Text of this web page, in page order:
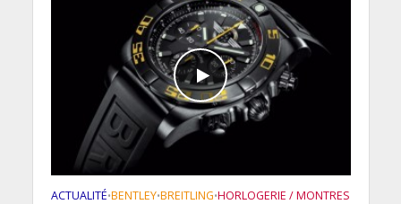
ACTUALITÉ•BENTLEY•BREITLING•HORLOGERIE / MONTRES